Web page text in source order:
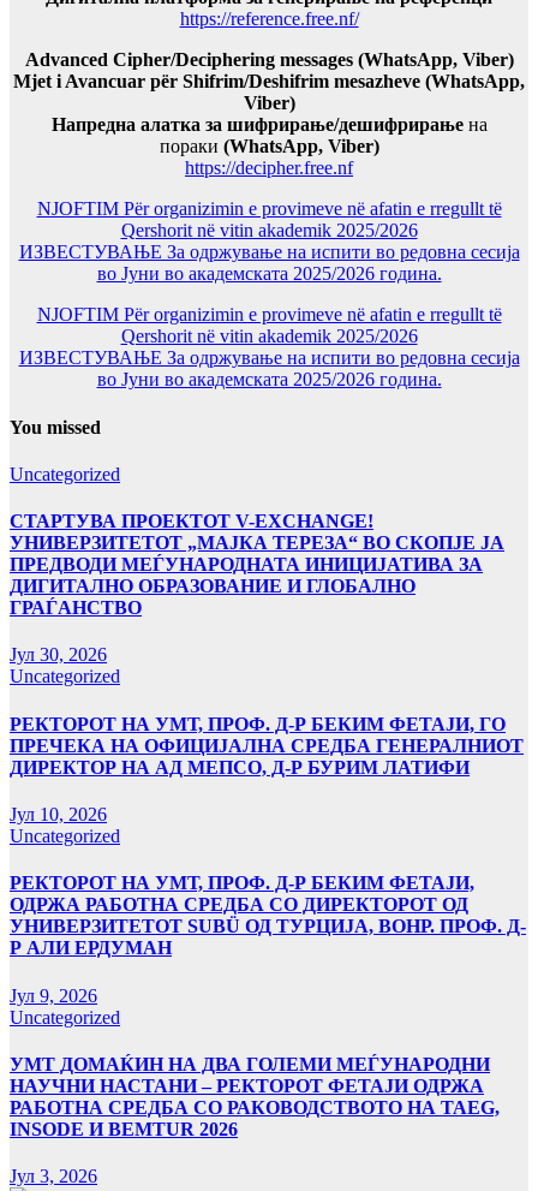
https://reference.free.nf/
Advanced Cipher/Deciphering messages (WhatsApp, Viber)
Mjet i Avancuar për Shifrim/Deshifrim mesazheve (WhatsApp,
Viber)
Напредна алатка за шифрирање/дешифрирањена
пораки (WhatsApp, Viber)
https://decipher.free.nf
NJOFTIM Për organizimin e provimeve në afatin e rregullt të
Qershorit në vitin akademik 2025/2026
ИЗВЕСТУВАЊЕ За одржување на испити во редовна сесија
во Јуни во академската 2025/2026 година.
NJOFTIM Për organizimin e provimeve në afatin e rregullt të
Qershorit në vitin akademik 2025/2026
ИЗВЕСТУВАЊЕ За одржување на испити во редовна сесија
во Јуни во академската 2025/2026 година.
You missed
Uncategorized
СТАРТУВА ПРОЕКТОТ V-EXCHANGE!
УНИВЕРЗИТЕТОТ „МАЈКА ТЕРЕЗА“ ВО СКОПЈЕ ЈА
ПРЕДВОДИ МЕЃУНАРОДНАТА ИНИЦИЈАТИВА ЗА
ДИГИТАЛНО ОБРАЗОВАНИЕ И ГЛОБАЛНО
ГРАЃАНСТВО
Јул 30, 2026
Uncategorized
РЕКТОРОТ НА УМТ, ПРОФ. Д-Р БЕКИМ ФЕТАЈИ, ГО
ПРЕЧЕКА НА ОФИЦИЈАЛНА СРЕДБА ГЕНЕРАЛНИОТ
ДИРЕКТОР НА АД МЕПСО, Д-Р БУРИМ ЛАТИФИ
Јул 10, 2026
Uncategorized
РЕКТОРОТ НА УМТ, ПРОФ. Д-Р БЕКИМ ФЕТАЈИ,
ОДРЖА РАБОТНА СРЕДБА СО ДИРЕКТОРОТ ОД
УНИВЕРЗИТЕТОТ SUBÜ ОД ТУРЦИЈА, ВОНР. ПРОФ. Д-
Р АЛИ ЕРДУМАН
Јул 9, 2026
Uncategorized
УMТ ДОМАЌИН НА ДВА ГОЛЕМИ МЕЃУНАРОДНИ
НАУЧНИ НАСТАНИ – РЕКТОРОТ ФЕТАЈИ ОДРЖА
РАБОТНА СРЕДБА СО РАКОВОДСТВОТО НА TAEG,
INSODE И BEMTUR 2026
Јул 3, 2026